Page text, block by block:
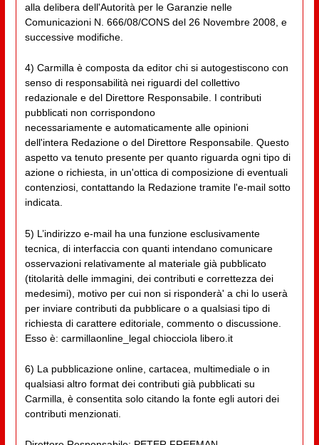
alla delibera dell'Autorità per le Garanzie nelle
Comunicazioni N. 666/08/CONS del 26 Novembre 2008, e
successive modifiche.
4) Carmilla è composta da editor chi si autogestiscono con
senso di responsabilità nei riguardi del collettivo
redazionale e del Direttore Responsabile. I contributi
pubblicati non corrispondono
necessariamente e automaticamente alle opinioni
dell'intera Redazione o del Direttore Responsabile. Questo
aspetto va tenuto presente per quanto riguarda ogni tipo di
azione o richiesta, in un'ottica di composizione di eventuali
contenziosi, contattando la Redazione tramite l'e-mail sotto
indicata.
5) L’indirizzo e-mail ha una funzione esclusivamente
tecnica, di interfaccia con quanti intendano comunicare
osservazioni relativamente al materiale già pubblicato
(titolarità delle immagini, dei contributi e correttezza dei
medesimi), motivo per cui non si risponderà' a chi lo userà
per inviare contributi da pubblicare o a qualsiasi tipo di
richiesta di carattere editoriale, commento o discussione.
Esso è: carmillaonline_legal chiocciola libero.it
6) La pubblicazione online, cartacea, multimediale o in
qualsiasi altro format dei contributi già pubblicati su
Carmilla, è consentita solo citando la fonte egli autori dei
contributi menzionati.